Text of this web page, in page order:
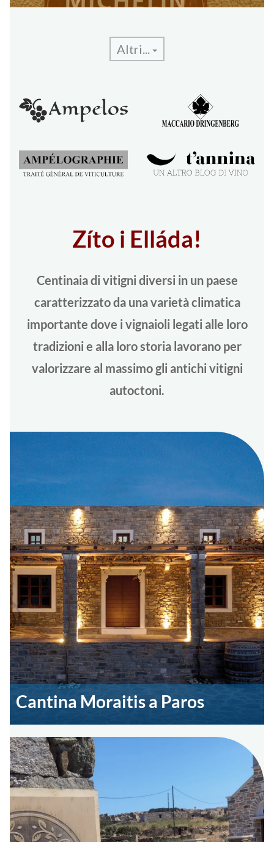
Altri...
Zíto i Elláda!
Centinaia di vitigni diversi in un paese
caratterizzato da una varietà climatica
importante dove i vignaioli legati alle loro
tradizioni e alla loro storia lavorano per
valorizzare al massimo gli antichi vitigni
autoctoni.
Cantina Moraitis a Paros